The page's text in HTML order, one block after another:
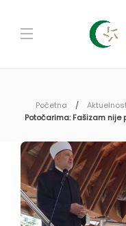
Početna
Potočarima: Fašizam